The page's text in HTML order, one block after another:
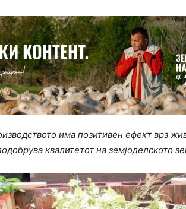
има позитивен ефект врз
квалитетот на земјоделското